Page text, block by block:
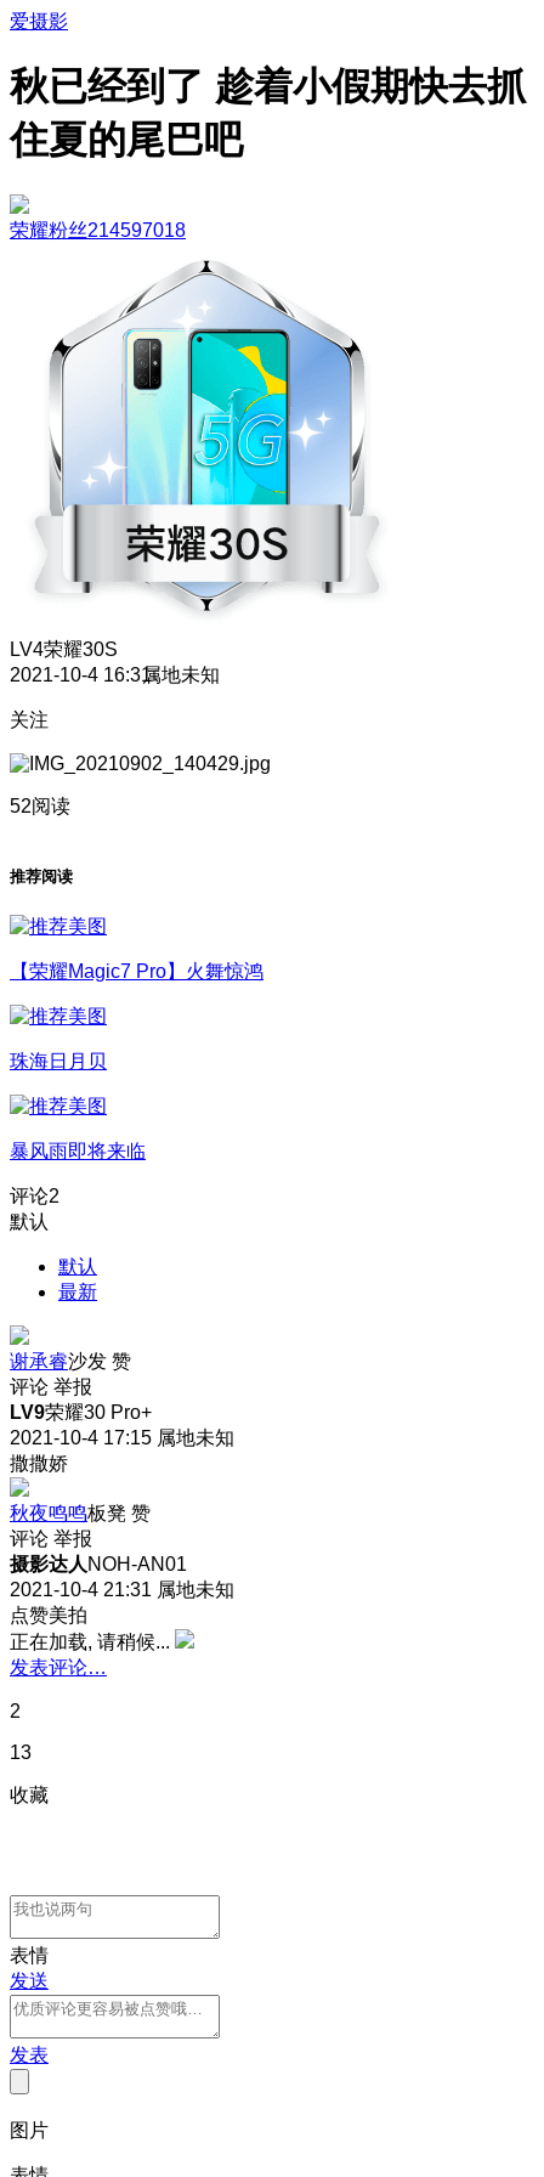
爱摄影
秋已经到了 趁着小假期快去抓
住夏的尾巴吧
荣耀粉丝214597018
LV4荣耀30S
2021-10-4 16:31属地未知
关注
52阅读
推荐阅读
【荣耀Magic7 Pro】火舞惊鸿
珠海日月贝
暴风雨即将来临
评论2
默认
默认
最新
谢承睿沙发 赞
评论 举报
LV9荣耀30 Pro+
2021-10-4 17:15 属地未知
撒撒娇
秋夜鸣鸣板凳 赞
评论 举报
摄影达人 NOH-AN01
2021-10-4 21:31 属地未知
点赞美拍
正在加载, 请稍候...
发表评论…
2
13
收藏
表情
发送
发表
图片